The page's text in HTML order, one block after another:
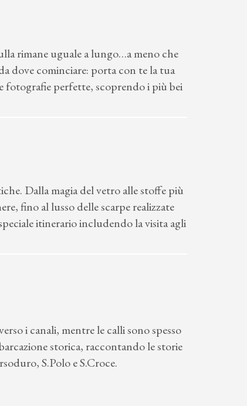
rimane uguale a lungo…a meno che
dove cominciare: porta con te la tua
fotografie perfette, scoprendo i più bei
Dalla magia del vetro alle stoffe più
fino al lusso delle scarpe realizzate
itinerario includendo la visita agli
i canali, mentre le calli sono spesso
storica, raccontando le storie
S.Polo e S.Croce.